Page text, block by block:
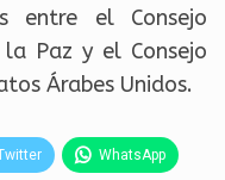
entre el Consejo
Paz y el Consejo
Árabes Unidos.
WhatsApp